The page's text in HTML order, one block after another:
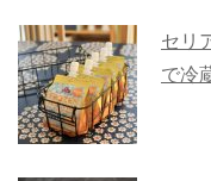
セリ
で冷